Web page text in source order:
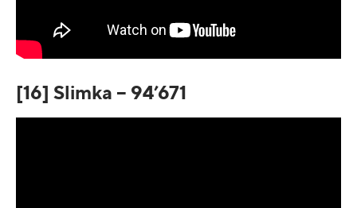
[16] Slimka – 94’671